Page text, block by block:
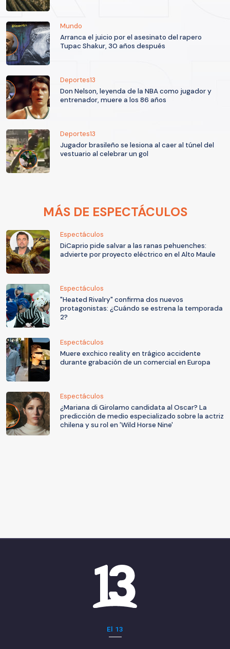
Mundo
Arranca el juicio por el asesinato del rapero
Tupac Shakur, 30 años después
Deportes13
Don Nelson, leyenda de la NBA como jugador y
entrenador, muere a los 86 años
Deportes13
Jugador brasileño se lesiona al caer al túnel del
vestuario al celebrar un gol
MÁS DE ESPECTÁCULOS
Espectáculos
DiCaprio pide salvar a las ranas pehuenches:
advierte por proyecto eléctrico en el Alto Maule
Espectáculos
"Heated Rivalry" confirma dos nuevos
protagonistas: ¿Cuándo se estrena la temporada
2?
Espectáculos
Muere exchico reality en trágico accidente
durante grabación de un comercial en Europa
Espectáculos
¿Mariana di Girolamo candidata al Oscar? La
predicción de medio especializado sobre la actriz
chilena y su rol en 'Wild Horse Nine'
El 13